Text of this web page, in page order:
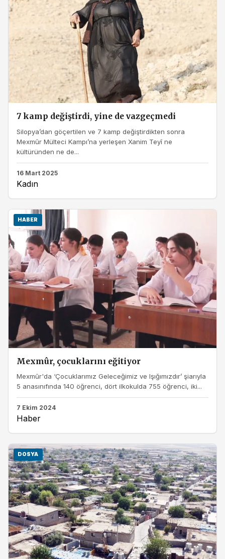
7 kamp değiştirdi, yine de vazgeçmedi
Silopya’dan göçertilen ve 7 kamp değiştirdikten sonra
Mexmûr Mülteci Kampı’na yerleşen Xanim Teyî ne
kültüründen ne de...
16 Mart 2025
Kadın
HABER
Mexmûr, çocuklarını eğitiyor
Mexmûr'da ‘Çocuklarımız Geleceğimiz ve Işığımızdır’ şiarıyla
5 anasınıfında 140 öğrenci, dört ilkokulda 755 öğrenci, iki...
7 Ekim 2024
Haber
DOSYA